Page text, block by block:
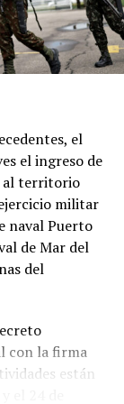
sería un
el
el ingreso de
al territorio
militar
naval Puerto
de Mar del
del
con la firma
están